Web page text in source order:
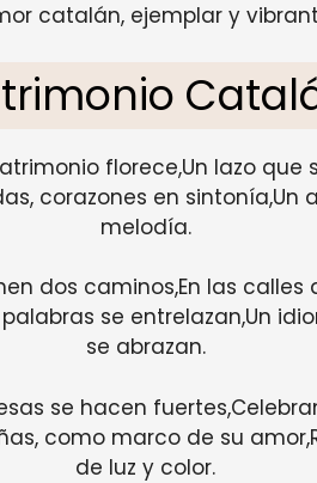
catalán, ejemplar y
florece,Un lazo que
corazones en sintonía,Un
melodía.
dos caminos,En las
se entrelazan,Un
se abrazan.
se hacen
como marco de su
de luz y color.